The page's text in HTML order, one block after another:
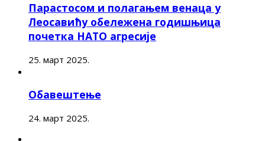
Парастосом и полагањем венаца у
Леосавићу обележена годишњица
почетка НАТО агресије
25. март 2025.
Обавештење
24. март 2025.